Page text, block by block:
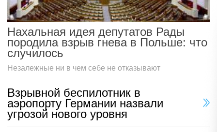
Нахальная идея депутатов Рады
породила взрыв гнева в Польше: что
случилось
Незалежные ни в чем себе не отказывают
Взрывной беспилотник в
аэропорту Германии назвали
угрозой нового уровня